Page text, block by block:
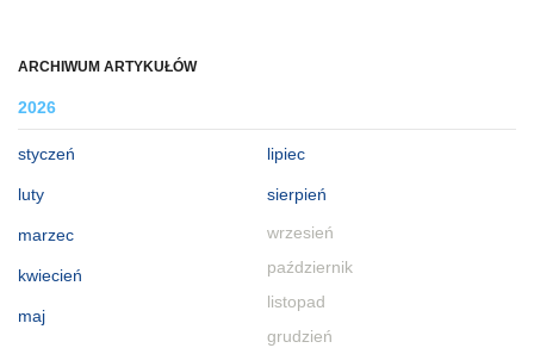
ARCHIWUM ARTYKUŁÓW
2026
styczeń
luty
marzec
kwiecień
maj
lipiec
sierpień
wrzesień
październik
listopad
grudzień